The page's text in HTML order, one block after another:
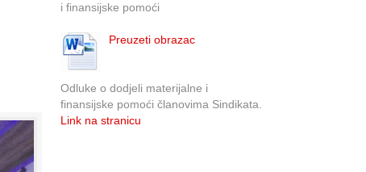
i finansijske pomoći
Preuzeti obrazac
Odluke o dodjeli materijalne i
finansijske pomoći članovima Sindikata.
Link na stranicu